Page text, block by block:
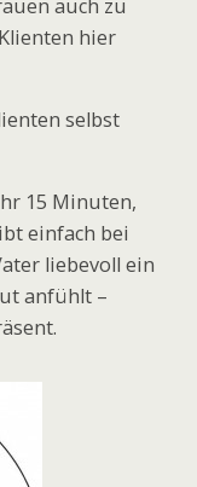
auch zu
hier
selbst
15 Minuten,
einfach bei
liebevoll ein
anfühlt –